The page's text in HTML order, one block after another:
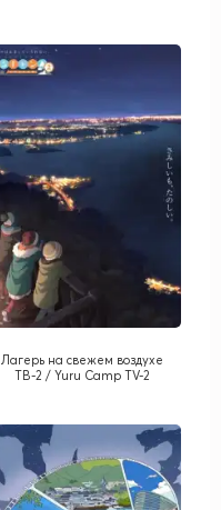
Лагерь на свежем воздухе
ТВ-2 / Yuru Camp TV-2